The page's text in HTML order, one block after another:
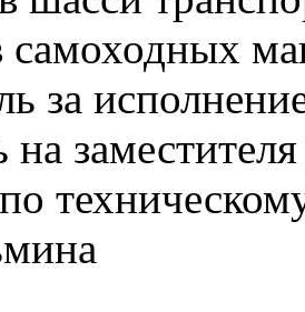
самоходных
за
на
по